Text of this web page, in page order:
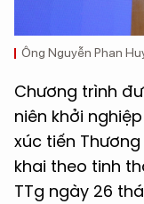
Ông Nguyễn Phan
Chương trình
niên khởi
xúc tiến
khai theo tinh
TTg ngày 26